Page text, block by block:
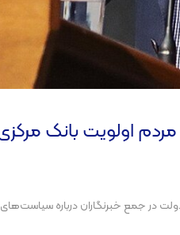
مردم اولویت بانک
در جمع خبرنگاران درباره